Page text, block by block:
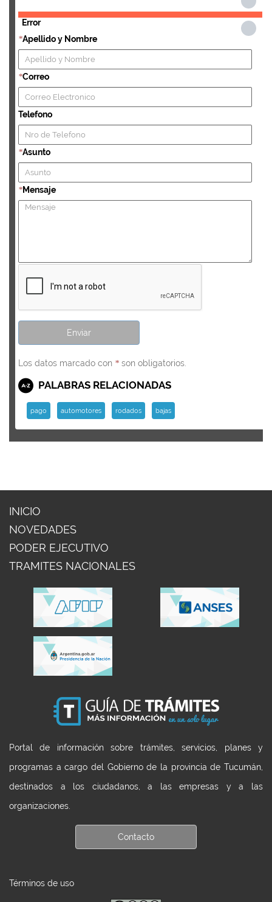
Error
*Apellido y Nombre
*Correo
Telefono
*Asunto
* Mensaje
Los datos marcado con * son obligatorios.
PALABRAS RELACIONADAS
pago automotores rodados bajas
INICIO
NOVEDADES
PODER EJECUTIVO
TRAMITES NACIONALES
Portal de información sobre trámites, servicios, planes y
programas a cargo del Gobierno de la provincia de Tucumán,
destinados a los ciudadanos, a las empresas y a las
organizaciones.
Contacto
Términos de uso